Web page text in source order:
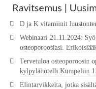
Ravitsemus |
D ja K vitamiinit
Webinaari 21.11.2024:
osteoporoosiasi.
Tervetuloa osteoporoosin
kylpylähotelli Kumpeliin
Elintarvikkeita, jotka